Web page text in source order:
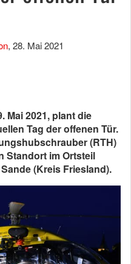
, 28. Mai 2021
Mai 2021, plant die
Tag der offenen Tür.
(RTH)
Standort im Ortsteil
(Kreis Friesland).